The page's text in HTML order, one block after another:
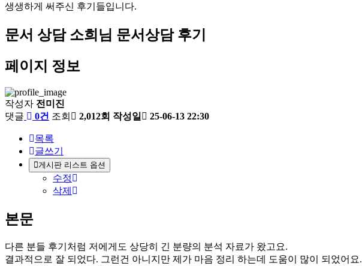
생생하게 써 주신 후기 들입니 다.
문서 상담 소희님 문서상담 후기
페이지 정보
작성자 전미진
댓글
0건 조회 2,012회 작성일 25-06-13 22:30
목록
글쓰기
게시판 리스트 옵션
수정
삭제
본문
다른 분들 후기처럼 저에게도 상당히 긴 분량의 분석 자료가 왔고요.
결과적으로 잘 되었다. 그런건 아니지만 제가 마음 정리 하는데 도움이 많이 되었어요.